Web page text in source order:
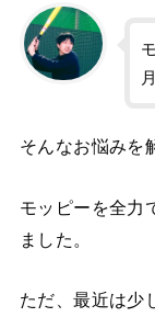
そんなお悩みを
モッピーを全力
ました。
ただ、最近は少